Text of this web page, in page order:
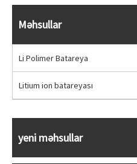
Məhsullar
Li Polimer Batareya
Litium ion batareyası
yeni məhsullar